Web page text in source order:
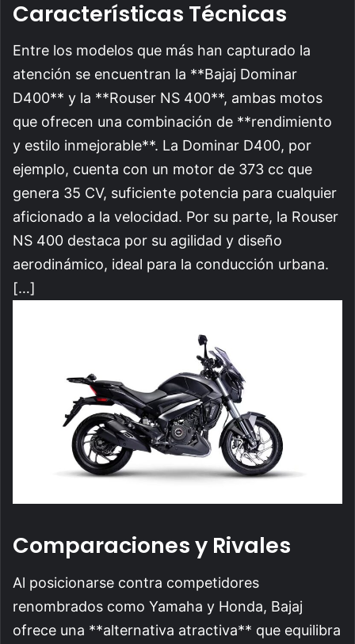
Características Técnicas
Entre los modelos que más han capturado la
atención se encuentran la **Bajaj Dominar
D400** y la **Rouser NS 400**, ambas motos
que ofrecen una combinación de **rendimiento
y estilo inmejorable**. La Dominar D400, por
ejemplo, cuenta con un motor de 373 cc que
genera 35 CV, suficiente potencia para cualquier
aficionado a la velocidad. Por su parte, la Rouser
NS 400 destaca por su agilidad y diseño
aerodinámico, ideal para la conducción urbana.
[…]
Comparaciones y Rivales
Al posicionarse contra competidores
renombrados como Yamaha y Honda, Bajaj
ofrece una **alternativa atractiva** que equilibra